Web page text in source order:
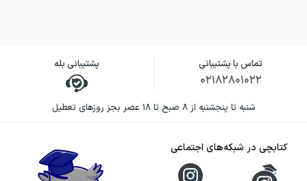
تماس با پشتیبانی
۰۲۱۸۲۸۰۱۰۲۲
پشتیبانی بله
شنبه تا پنجشنبه از ۸ صبح تا ۱۸ عصر بجز روزهای تعطیل
کتابچی در شبکه‌های اجتماعی